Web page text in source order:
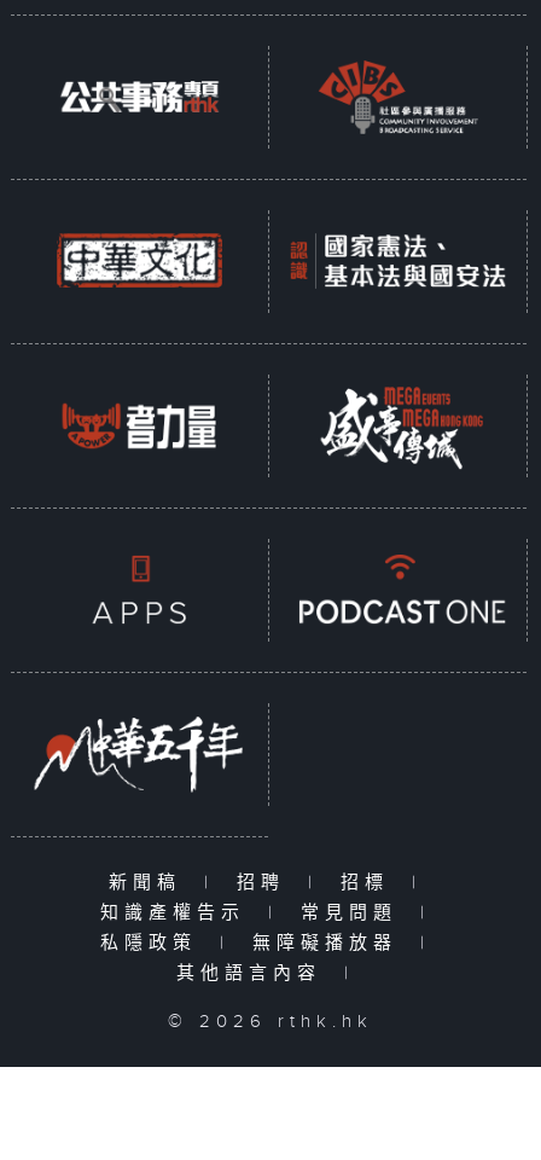
新聞稿 | 招聘 | 招標
|
知識產權告示
| 常見問題
|
私隱政策
| 無障礙播放器
|
其他語言內容
|
© 2026 rthk.hk